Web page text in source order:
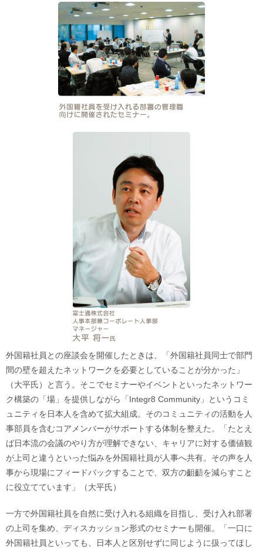
外国籍社員との座談会を開催したときは、「外国籍社員同士で部門
間の壁を超えたネットワークを必要としていることが分かった」
（大平氏）と言う。そこでセミナーやイベントといったネットワー
ク構築の「場」を提供しながら「Integr8 Community」というコミ
ュニティを日本人を含めて拡大組成。そのコミュニティの活動を人
事部員を含むコアメンバーがサポートする体制を整えた。「たとえ
ば日本流の会議のやり方が理解できない、キャリアに対する価値観
が上司と違うといった悩みを外国籍社員が人事へ共有。その声を人
事から現場にフィードバックすることで、双方の齟齬を減らすこと
に役立てています」（大平氏）
一方で外国籍社員を自然に受け入れる組織を目指し、受け入れ部署
の上司を集め、ディスカッション形式のセミナーも開催。「一口に
外国籍社員といっても、日本人と区別せずに同じように扱ってほし